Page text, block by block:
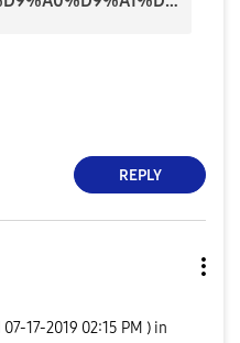
REPLY
‎07-17-2019 02:15 PM ) in